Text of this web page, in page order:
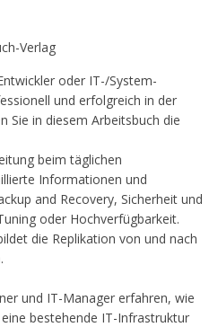
Verlag
oder IT-/System-
und erfolgreich in der
Sie in diesem Arbeitsbuch die
beim täglichen
Informationen und
and Recovery, Sicherheit und
oder Hochverfügbarkeit.
die Replikation von und nach
und IT-Manager erfahren, wie
bestehende IT-Infrastruktur